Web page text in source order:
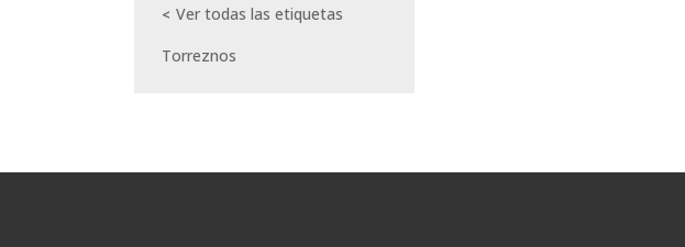
Ver todas las etiquetas
Torreznos